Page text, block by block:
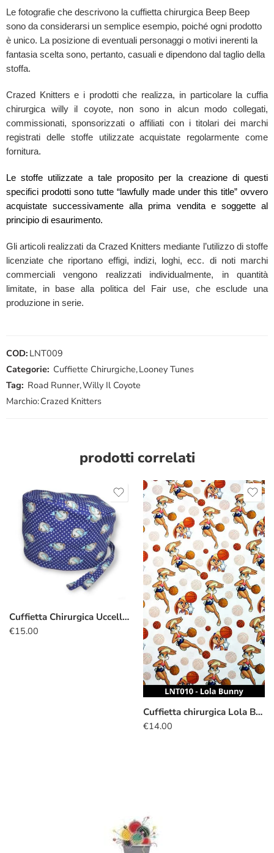
Le fotografie che descrivono la cuffietta chirurgica Beep Beep
sono da considerarsi un semplice esempio, poiché ogni prodotto
è unico. La posizione di eventuali personaggi o motivi inerenti la
fantasia scelta sono, pertanto, casuali e dipendono dal taglio della
stoffa.
Crazed Knitters e i prodotti che realizza, in particolare la cuffia
chirurgica willy il coyote, non sono in alcun modo collegati,
commissionati, sponsorizzati o affiliati con i titolari dei marchi
registrati delle stoffe utilizzate acquistate regolarmente come
fornitura.
Le stoffe utilizzate a tale proposito per la creazione di questi
specifici prodotti sono tutte “lawfully made under this title” ovvero
acquistate successivamente alla prima vendita e soggette al
principio di esaurimento.
Gli articoli realizzati da Crazed Knitters mediante l’utilizzo di stoffe
licenziate che riportano effigi, indizi, loghi, ecc. di noti marchi
commerciali vengono realizzati individualmente, in quantità
limitate, in base alla politica del Fair use, che esclude una
produzione in serie.
COD: LNT009
Categorie: Cuffiette Chirurgiche,Looney Tunes
Tag: Road Runner,Willy Il Coyote
Marchio:Crazed Knitters
prodotti correlati
Cuffietta Chirurgica Uccellini
€15.00
Cuffietta chirurgica Lola Bunny
€14.00